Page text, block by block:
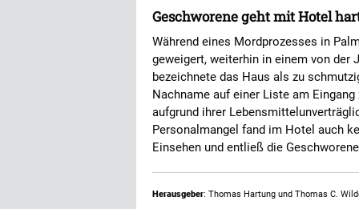
Geschworene geht mit Hotel
Während eines Mordprozesses in
geweigert, weiterhin in einem von der
bezeichnete das Haus als zu
Nachname auf einer Liste am
aufgrund ihrer
Personalmangel fand im Hotel auch
Einsehen und entließ die
Herausgeber: Thomas Hartung und Thomas C.